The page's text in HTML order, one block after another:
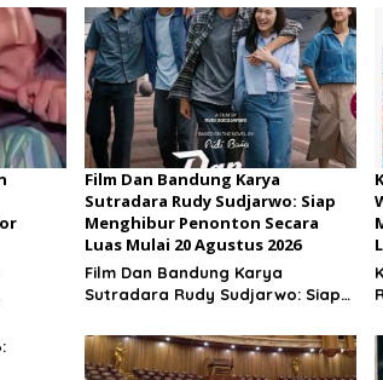
Film Dan Bandung Karya
Sutradara Rudy Sudjarwo: Siap
Menghibur Penonton Secara
Luas Mulai 20 Agustus 2026
Film Dan Bandung Karya
Sutradara Rudy Sudjarwo: Siap
Luas Mulai 20 Agustus 2026